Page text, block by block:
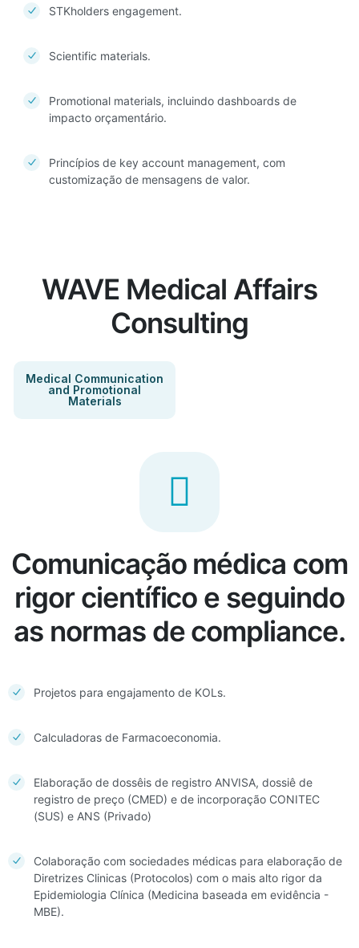
STKholders engagement.
Scientific materials.
Promotional materials, incluindo dashboards de
impacto orçamentário.
Princípios de key account management, com
customização de mensagens de valor.
WAVE Medical Affairs
Consulting
Medical Communication
and Promotional
Materials
Comunicação médica com
rigor científico e seguindo
as normas de compliance.
Projetos para engajamento de KOLs.
Calculadoras de Farmacoeconomia.
Elaboração de dossêis de registro ANVISA, dossiê de
registro de preço (CMED) e de incorporação CONITEC
(SUS) e ANS (Privado)
Colaboração com sociedades médicas para elaboração de
Diretrizes Clinicas (Protocolos) com o mais alto rigor da
Epidemiologia Clínica (Medicina baseada em evidência -
MBE).